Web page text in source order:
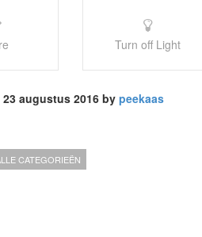
Turn off Light
augustus 2016 bypeekaas
CATEGORIEËN